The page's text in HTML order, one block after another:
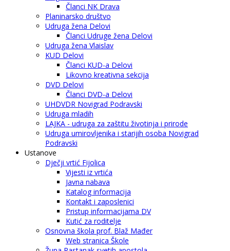
Članci NK Drava
Planinarsko društvo
Udruga žena Delovi
Članci Udruge žena Delovi
Udruga žena Vlaislav
KUD Delovi
Članci KUD-a Delovi
Likovno kreativna sekcija
DVD Delovi
Članci DVD-a Delovi
UHDVDR Novigrad Podravski
Udruga mladih
LAJKA - udruga za zaštitu životinja i prirode
Udruga umirovljenika i starijih osoba Novigrad
Podravski
Ustanove
Dječji vrtić Fijolica
Vijesti iz vrtića
Javna nabava
Katalog informacija
Kontakt i zaposlenici
Pristup informacijama DV
Kutić za roditelje
Osnovna škola prof. Blaž Mađer
Web stranica Škole